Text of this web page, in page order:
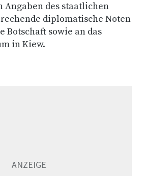
des staatlichen
diplomatische Noten
Botschaft sowie an das
in Kiew.